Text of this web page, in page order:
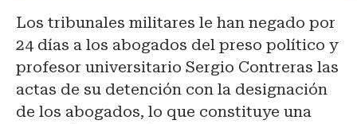
Los tribunales militares le han negado por
24 días a los abogados del preso político y
profesor universitario Sergio Contreras las
actas de su detención con la designación
de los abogados, lo que constituye una